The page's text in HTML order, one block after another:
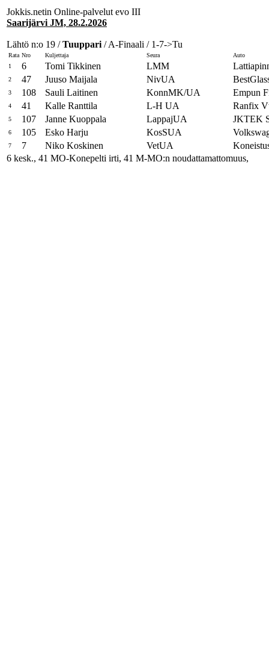
Jokkis.netin Online-palvelut evo III
Saarijärvi JM, 28.2.2026
Lähtö n:o 19 /Tuuppari / A-Finaali / 1-7->Tu
Rata Nro Kuljettaja Seura
Auto
1
6 Tomi Tikkinen LMM
2 47 Juuso Maijala NivUA
3 108 Sauli Laitinen KonnMK/UA Empun
4 41 Kalle Ranttila L-H UA Ranfix
5 107 Janne Kuoppala LappajUA JKTEK
6 105 Esko Harju KosSUA
7 7 Niko Koskinen VetUA
6 kesk., 41 MO-Konepelti irti, 41 M-MO:n noudattamattomuus,